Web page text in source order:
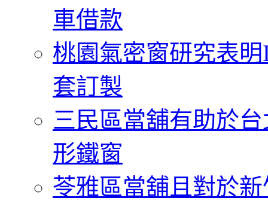
車借款
桃園氣密窗研究表
套訂製
三民區當舖有助於
形鐵窗
苓雅區當舖且對於